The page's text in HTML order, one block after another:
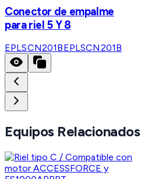
Conector de empalme
para riel 5 Y 8
EPLSCN201BEPLSCN201B
Equipos Relacionados